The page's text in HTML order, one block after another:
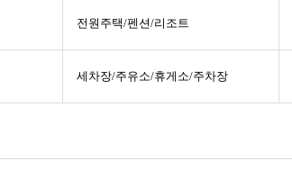
전원주택/펜션/리조트
세차장/주유소/휴게소/주차장